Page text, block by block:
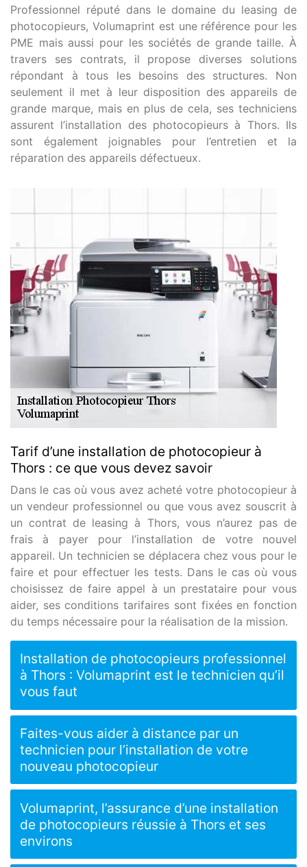
Professionnel réputé dans le domaine du leasing de
photocopieurs, Volumaprint est une référence pour les
PME mais aussi pour les sociétés de grande taille. À
travers ses contrats, il propose diverses solutions
répondant à tous les besoins des structures. Non
seulement il met à leur disposition des appareils de
grande marque, mais en plus de cela, ses techniciens
assurent l’installation des photocopieurs à Thors. Ils
sont également joignables pour l’entretien et la
réparation des appareils défectueux.
Tarif d’une installation de photocopieur à
Thors : ce que vous devez savoir
Dans le cas où vous avez acheté votre photocopieur à
un vendeur professionnel ou que vous avez souscrit à
un contrat de leasing à Thors, vous n’aurez pas de
frais à payer pour l’installation de votre nouvel
appareil. Un technicien se déplacera chez vous pour le
faire et pour effectuer les tests. Dans le cas où vous
choisissez de faire appel à un prestataire pour vous
aider, ses conditions tarifaires sont fixées en fonction
du temps nécessaire pour la réalisation de la mission.
Installation de photocopieurs professionnel
à Thors : Volumaprint est le technicien qu’il
vous faut
Faites-vous aider à distance par un
technicien pour l’installation de votre
nouveau photocopieur
Volumaprint, l’assurance d’une installation
de photocopieurs réussie à Thors et ses
environs